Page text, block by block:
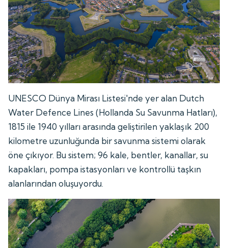
UNESCO Dünya Mirası Listesi'nde yer alan Dutch
Water Defence Lines (Hollanda Su Savunma Hatları),
1815 ile 1940 yılları arasında geliştirilen yaklaşık 200
kilometre uzunluğunda bir savunma sistemi olarak
öne çıkıyor. Bu sistem; 96 kale, bentler, kanallar, su
kapakları, pompa istasyonları ve kontrollü taşkın
alanlarından oluşuyordu.